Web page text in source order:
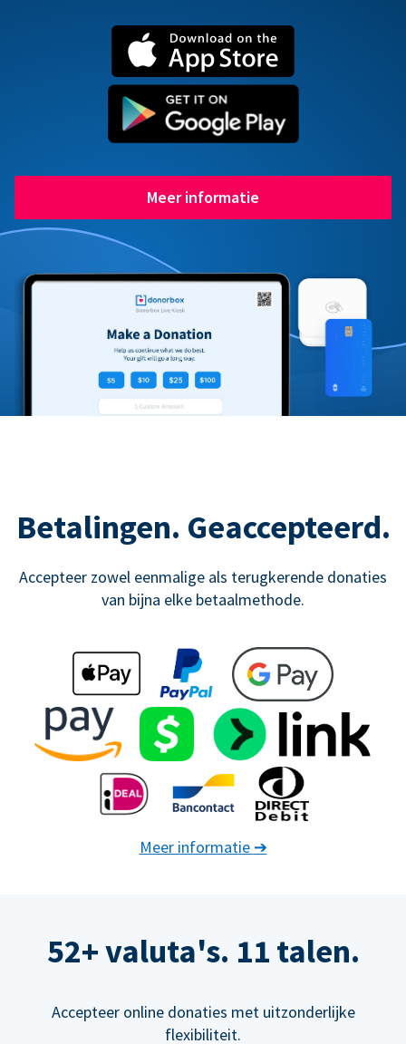
Meer informatie
Betalingen. Geaccepteerd.
Accepteer zowel eenmalige als terugkerende donaties
van bijna elke betaalmethode.
Meer informatie ➔
52+ valuta's. 11 talen.
Accepteer online donaties met uitzonderlijke
flexibiliteit.